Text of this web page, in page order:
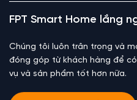
FPT Smart Home lắng
Chúng tôi luôn trân trọng và
đóng góp từ khách hàng để
vụ và sản phẩm tốt hơn nữa.